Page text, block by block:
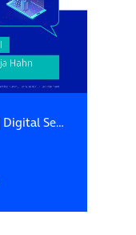
Digital Services Act